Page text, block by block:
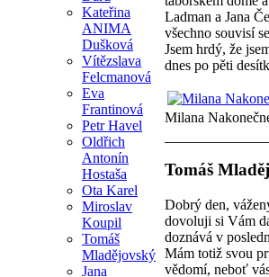
Kateřina
ANIMA
Dušková
Vítězslava
Felcmanová
Eva
Frantinová
Petr Havel
Oldřich
Antonín
Hostaša
Ota Karel
Miroslav
Koupil
Tomáš
Mladějovský
Jana
Ladman a Jana
všechno souvisí
Jsem hrdý, že
dnes po pěti
Milana
Tomáš
Dobrý den,
dovoluji si Vám
doznává v
Mám totiž svou
vědomí, neboť